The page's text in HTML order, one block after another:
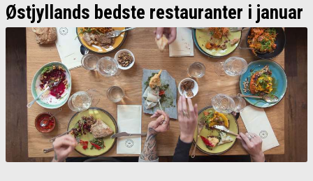
Østjyllands bedste restauranter i januar